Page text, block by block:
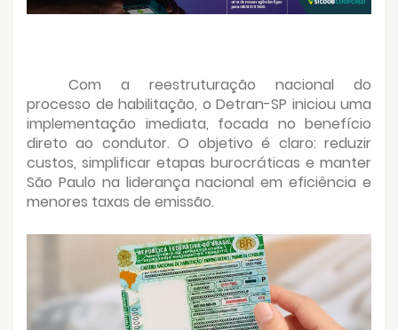
Com a reestruturação nacional do
processo de habilitação, o Detran-SP iniciou uma
implementação imediata, focada no benefício
direto ao condutor. O objetivo é claro: reduzir
custos, simplificar etapas burocráticas e manter
São Paulo na liderança nacional em eficiência e
menores taxas de emissão.